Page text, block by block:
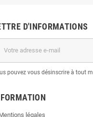
D'INFORMATIONS
pouvez vous désinscrire à tout
légales